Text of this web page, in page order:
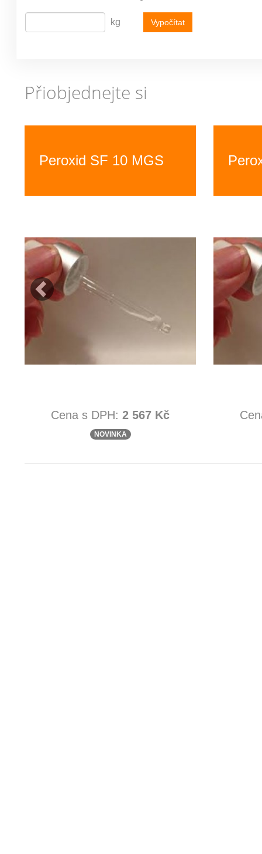
kg Vypočítat
Přiobjednejte si
Peroxid SF 10 MGS
Cena s DPH:2 567 Kč
NOVINKA